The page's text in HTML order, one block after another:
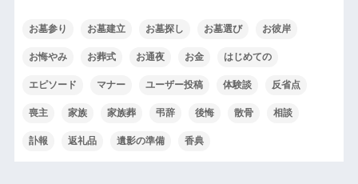
お墓参り お墓建立 お墓探し お墓選び お彼岸
お悔やみ お葬式 お通夜 お金 はじめての
エピソード マナー ユーザー投稿 体験談 反省点
喪主 家族 家族葬 弔辞 後悔 散骨 相談
訃報 返礼品 遺影の準備 香典